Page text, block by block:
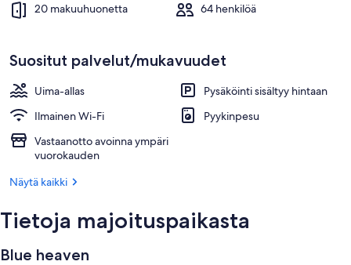
Executive-huvila | 20
20 makuuhuonetta 64 henkilöä
Suositut palvelut/mukavuudet
Uima-allas
Pysäköinti sisältyy hintaan
Ilmainen Wi-Fi
Pyykinpesu
Vastaanotto avoinna ympäri
vuorokauden
Näytä kaikki
Tietoja majoituspaikasta
Blue heaven